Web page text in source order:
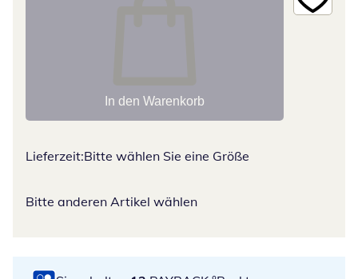
In den Warenkorb
Lieferzeit:Bitte wählen Sie eine Größe
Bitte anderen Artikel wählen